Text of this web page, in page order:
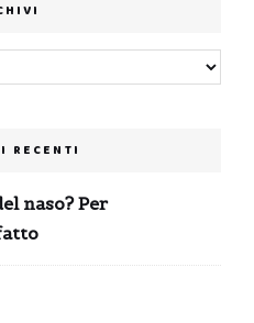
RECENTI
naso? Per